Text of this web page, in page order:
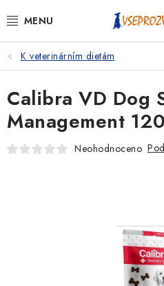
na
PSI
KOČKY
KONĚ
KRÁLÍCI/HLODAVCI/PTÁCI
K veterinárním dietám
Calibra VD Dog
Management
Neohodnoceno